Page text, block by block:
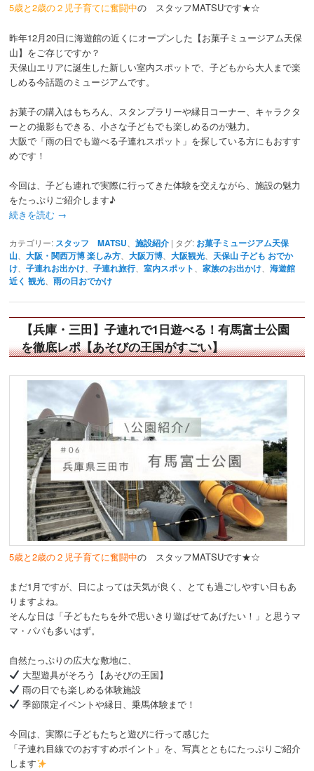
5歳と2歳の２児子育てに奮闘中の スタッフMATSUです★☆
昨年12月20日に海遊館の近くにオープンした【お菓子ミュージアム天保
山】をご存じですか？
天保山エリアに誕生した新しい室内スポットで、子どもから大人まで楽
しめる今話題のミュージアムです。
お菓子の購入はもちろん、スタンプラリーや縁日コーナー、キャラクタ
ーとの撮影もできる、小さな子どもでも楽しめるのが魅力。
大阪で「雨の日でも遊べる子連れスポット」を探している方にもおすす
めです！
今回は、子ども連れで実際に行ってきた体験を交えながら、施設の魅力
をたっぷりご紹介します♪
続きを読む →
カテゴリー: スタッフ MATSU 、施設紹介 | タグ: お菓子ミュージアム天保
山 、大阪・関西万博 楽しみ方 、大阪万博 、大阪観光
天保山 子ども おでか
け 、子連れお出かけ 、子連れ旅行、室内スポット 、家族のお出かけ 、海遊館
近く 観光 、雨の日おでかけ
【兵庫・三田】子連れで1日遊べる！有馬富士公園
を徹底レポ【あそびの王国がすごい】
5歳と2歳の２児子育てに奮闘中の スタッフMATSUです★☆
まだ1月ですが、日によっては天気が良く、とても過ごしやすい日もあ
りますよね。
そんな日は「子どもたちを外で思いきり遊ばせてあげたい！」と思うマ
マ・パパも多いはず。
自然たっぷりの広大な敷地に、
大型遊具がそろう【あそびの王国】
雨の日でも楽しめる体験施設
季節限定イベントや縁日、乗馬体験まで！
今回は、実際に子どもたちと遊びに行って感じた
「子連れ目線でのおすすめポイント」を、写真とともにたっぷりご紹介
します